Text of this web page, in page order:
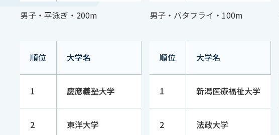
男子・平泳ぎ・200m
順位 大学名
1 慶應義塾大学
2 東洋大学
男子・バタフライ・100m
順位 大学名
1 新潟医療福祉大学
2 法政大学